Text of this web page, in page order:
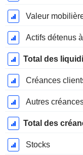
Total des
Créances
Autres
Total des
Stocks